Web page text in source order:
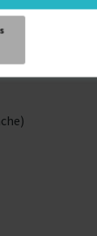
Problemlösung